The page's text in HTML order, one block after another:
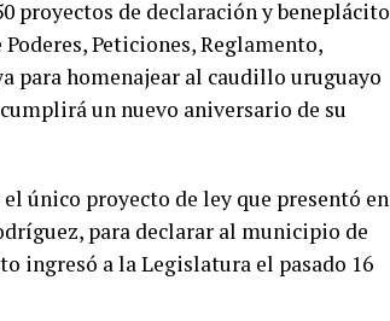
proyectos de declaración y beneplácito
Peticiones, Reglamento,
para homenajear al caudillo uruguayo
un nuevo aniversario de su
el único proyecto de ley que presentó en
para declarar al municipio de
ingresó a la Legislatura el pasado 16